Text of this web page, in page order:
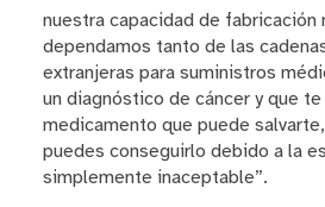
nuestra capacidad de fabricación
dependamos tanto de las
extranjeras para suministros
un diagnóstico de cáncer y que te
medicamento que puede
puedes conseguirlo debido a la
simplemente inaceptable”.